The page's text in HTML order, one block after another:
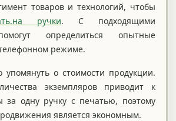
товаров и технологий, чтобы
ручки. С подходящими
определиться опытные
режиме.
упомянуть о стоимости продукции.
экземпляров приводит к
одну ручку с печатью, поэтому
является экономным.